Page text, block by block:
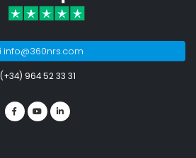
info@360nrs.com
(+34) 964 52 33 31